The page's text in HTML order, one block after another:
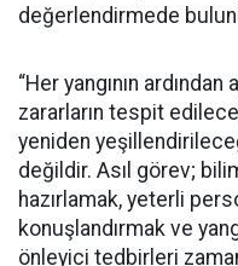
değerlendirmede
“Her yangının ardından
zararların tespit
yeniden
değildir. Asıl görev;
hazırlamak, yeterli
konuşlandırmak ve
önleyici tedbirleri